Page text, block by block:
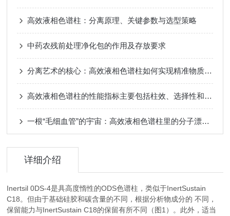
高效液相色谱柱：分离原理、关键参数与选型策略
中药农残前处理净化包的作用及存放要求
分离艺术的核心：高效液相色谱柱如何实现精准物质分离
高效液相色谱柱的性能指标主要包括柱效、选择性和稳定性
一根“毛细血管”的宇宙：高效液相色谱柱里的分子漂流史
详细介绍
Inertsil 0DS-4是具高度惰性的ODS色谱柱，类似于InertSustain
C18。但由于基础硅胶和碳含量的不同，根据分析物成分的 不同，
保留能力与InertSustain C18的保留有所不同（图1）。此外，适当